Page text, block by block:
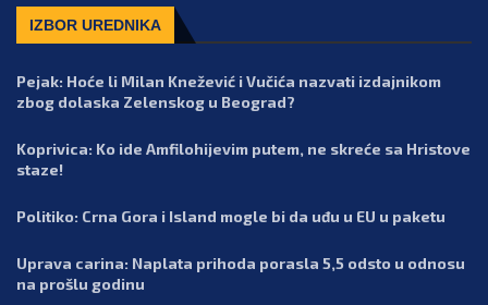
IZBOR UREDNIKA
Pejak: Hoće li Milan Knežević i Vučića nazvati izdajnikom
zbog dolaska Zelenskog u Beograd?
Koprivica: Ko ide Amfilohijevim putem, ne skreće sa Hristove
staze!
Politiko: Crna Gora i Island mogle bi da uđu u EU u paketu
Uprava carina: Naplata prihoda porasla 5,5 odsto u odnosu
na prošlu godinu